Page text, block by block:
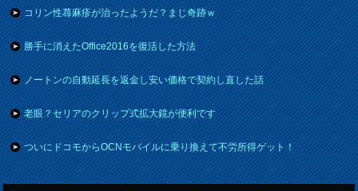
コリン性蕁麻疹が治ったようだ？まじ奇跡ｗ
勝手に消えたOffice2016を復活した方法
ノートンの自動延長を返金し安い価格で契約し直した話
老眼？セリアのクリップ式拡大鏡が便利です
ついにドコモからOCNモバイルに乗り換えて不労所得ゲット！